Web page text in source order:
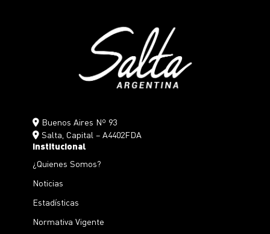
Buenos Aires Nº 93
Salta, Capital – A4402FDA
Institucional
¿Quienes Somos?
Noticias
Estadísticas
Normativa Vigente